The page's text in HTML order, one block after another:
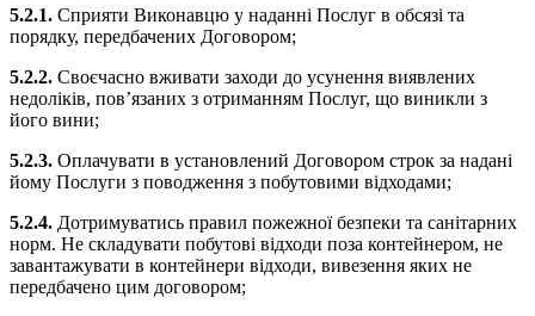
5.2.1. Сприяти Виконавцю у наданні Послуг в обсязі та
порядку, передбачених Договором;
5.2.2. Своєчасно вживати заходи до усунення виявлених
недоліків, пов’язаних з отриманням Послуг, що виникли з
його вини;
5.2.3. Оплачувати в установлений Договором строк за надані
йому Послуги з поводження з побутовими відходами;
5.2.4. Дотримуватись правил пожежної безпеки та санітарних
норм. Не складувати побутові відходи поза контейнером, не
завантажувати в контейнери відходи, вивезення яких не
передбачено цим договором;